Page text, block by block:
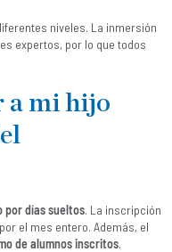
niveles. La inmersión
expertos, por lo que todos
a mi hijo
por días sueltos. La inscripción
el mes entero. Además, el
de alumnos inscritos.